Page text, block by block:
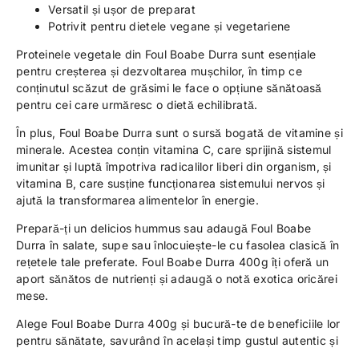
Versatil și ușor de preparat
Potrivit pentru dietele vegane și vegetariene
Proteinele vegetale din Foul Boabe Durra sunt esențiale
pentru creșterea și dezvoltarea mușchilor, în timp ce
conținutul scăzut de grăsimi le face o opțiune sănătoasă
pentru cei care urmăresc o dietă echilibrată.
În plus, Foul Boabe Durra sunt o sursă bogată de vitamine și
minerale. Acestea conțin vitamina C, care sprijină sistemul
imunitar și luptă împotriva radicalilor liberi din organism, și
vitamina B, care susține funcționarea sistemului nervos și
ajută la transformarea alimentelor în energie.
Prepară-ți un delicios hummus sau adaugă Foul Boabe
Durra în salate, supe sau înlocuiește-le cu fasolea clasică în
rețetele tale preferate. Foul Boabe Durra 400g îți oferă un
aport sănătos de nutrienți și adaugă o notă exotica oricărei
mese.
Alege Foul Boabe Durra 400g și bucură-te de beneficiile lor
pentru sănătate, savurând în același timp gustul autentic și